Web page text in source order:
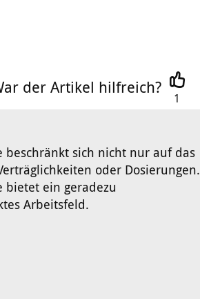
der Artikel hilfreich?
1
beschränkt sich nicht nur auf das
oder Dosierungen.
bietet ein geradezu
Arbeitsfeld.